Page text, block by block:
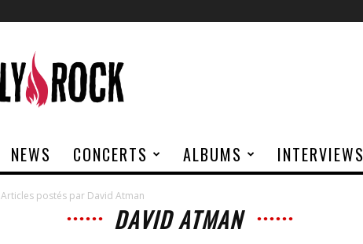
Rock
NEWS CONCERTS ALBUMS INTERVIEWS
Articles postés par David Atman
DAVID ATMAN